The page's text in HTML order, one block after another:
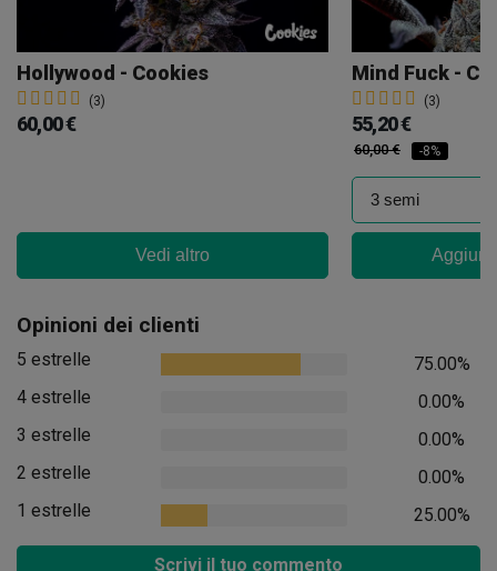
Hollywood - Cookies
(3)
60,00 €
Vedi altro
Mind Fuck -
(3)
55,20 €
60,00 € -8%
Opinioni dei clienti
5 estrelle
75.00%
4 estrelle
0.00%
3 estrelle
0.00%
2 estrelle
0.00%
1 estrelle
25.00%
Scrivi il tuo commento